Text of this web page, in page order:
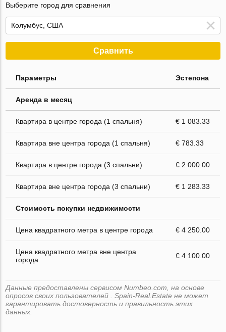
Выберите город для сравнения
Сравнить
Параметры Эстепона
Аренда в месяц
Квартира в центре города (1 спальня) € 1 083.33
Квартира вне центра города (1 спальня) € 783.33
Квартира в центре города (3 спальни) € 2 000.00
Квартира вне центра города (3 спальни) € 1 283.33
Стоимость покупки недвижимости
Цена квадратного метра в центре города € 4 250.00
Цена квадратного метра вне центра
города
€ 4 100.00
Данные предоставлены сервисом Numbeo.com, на основе
опросов своих пользователей . Spain-Real.Estate не может
гарантировать достоверность и правильность этих
данных.